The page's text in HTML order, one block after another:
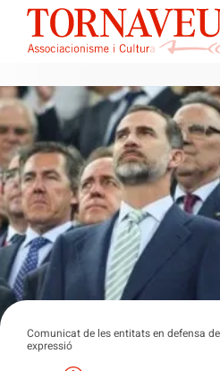
Comunicat de les entitats en defensa
expressió